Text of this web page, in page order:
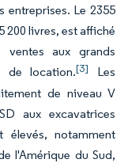
entreprises. Le 2355
200 livres, est affiché
aux grands
de location.[3]
Les
de niveau V
aux excavatrices
élevés, notamment
l'Amérique du Sud,